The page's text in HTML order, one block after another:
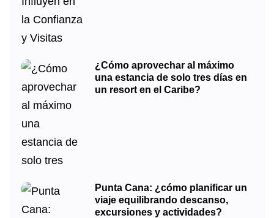
¿Cómo aprovechar al máximo
una estancia de solo tres días en
un resort en el Caribe?
Punta Cana: ¿cómo planificar un
viaje equilibrando descanso,
excursiones y actividades?